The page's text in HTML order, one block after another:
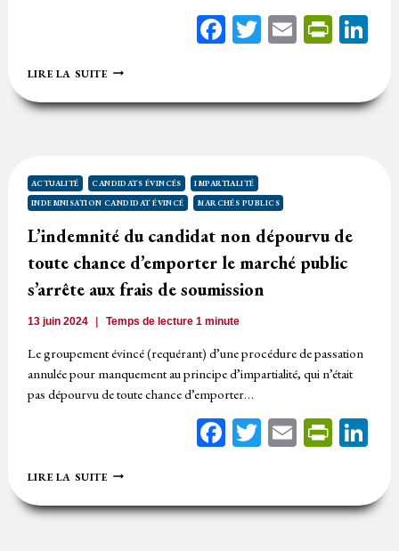
Facebook
Twitter
Email
LIRE LA SUITEMÉTHODE
NOTATION
VICIÉE,
IRRÉGULIÈREMENT
ÉVINCÉ
ACTUALITÉ CANDIDATS ÉVINCÉS
IMPARTIALITÉ
INDEMNISATION CANDIDAT ÉVINCÉ
MARCHÉS PUBLICS
L’indemnité du candidat non dépourvu de
toute chance d’emporter le marché public
s’arrête aux frais de soumission
13 juin 2024 Temps de lecture1 minute
Le groupement évincé (requérant) d’une procédure de passation
annulée pour manquement au principe d’impartialité, qui n’était
pas dépourvu de toute chance d’emporter…
Facebook
Twitter
Email
LIRE LA SUITEL’INDEMNITÉ
CANDIDAT
NON